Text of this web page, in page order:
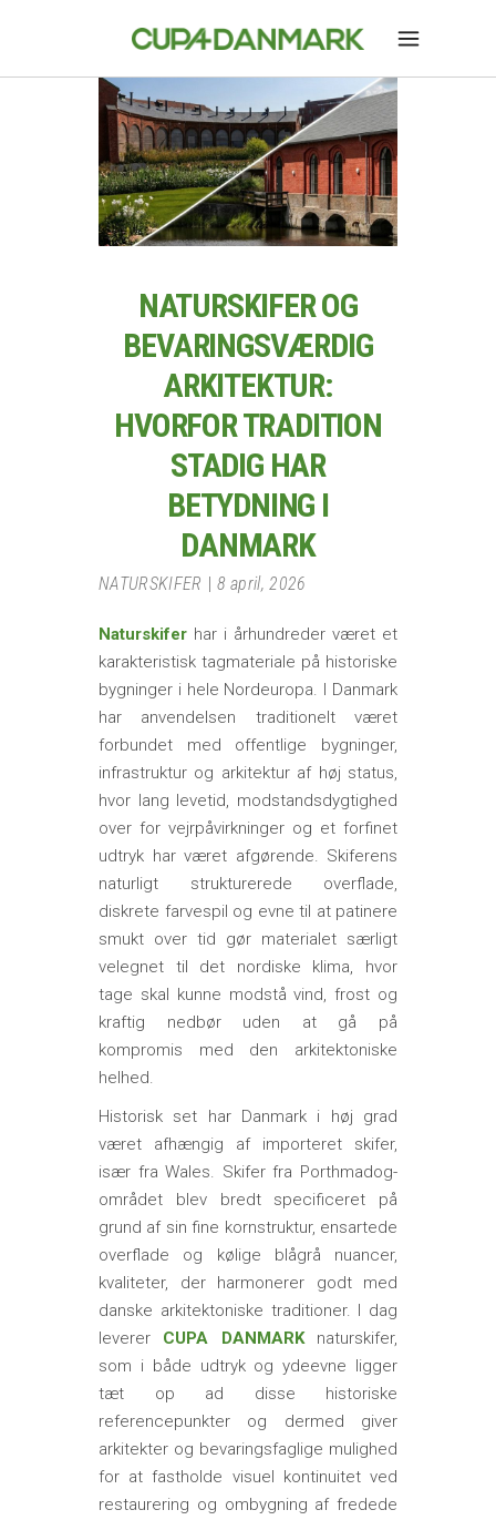
NATURSKIFER OG
BEVARINGSVÆRDIG
ARKITEKTUR:
HVORFOR TRADITION
STADIG HAR
BETYDNING I
DANMARK
NATURSKIFER 8 april, 2026
Naturskifer har i århundreder været et
karakteristisk tagmateriale på historiske
bygninger i hele Nordeuropa. I Danmark
har anvendelsen traditionelt været
forbundet med offentlige bygninger,
infrastruktur og arkitektur af høj status,
hvor lang levetid, modstandsdygtighed
over for vejrpåvirkninger og et forfinet
udtryk har været afgørende. Skiferens
naturligt strukturerede overflade,
diskrete farvespil og evne til at patinere
smukt over tid gør materialet særligt
velegnet til det nordiske klima, hvor
tage skal kunne modstå vind, frost og
kraftig nedbør uden at gå på
kompromis med den arkitektoniske
helhed.
Historisk set har Danmark i høj grad
været afhængig af importeret skifer,
især fra Wales. Skifer fra Porthmadog-
området blev bredt specificeret på
grund af sin fine kornstruktur, ensartede
overflade og kølige blågrå nuancer,
kvaliteter, der harmonerer godt med
danske arkitektoniske traditioner. I dag
leverer CUPA DANMARKnaturskifer,
som i både udtryk og ydeevne ligger
tæt op ad disse historiske
referencepunkter og dermed giver
arkitekter og bevaringsfaglige mulighed
for at fastholde visuel kontinuitet ved
restaurering og ombygning af fredede